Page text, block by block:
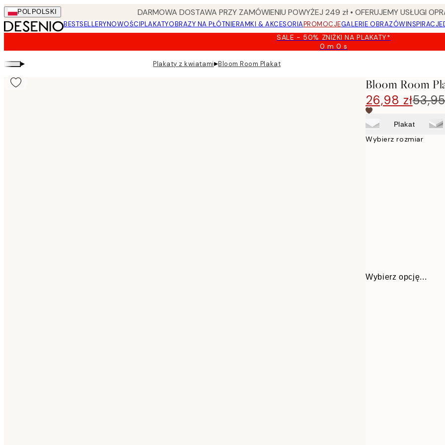
Skip
to
main
POL POLSKI DARMOWA DOSTAWA PRZY ZAMÓWIENIU POWYŻEJ 249 zł • OFERUJEMY USŁUGI
BESTSELLERYNOWOŚCIPLAKATYOBRAZY NA PŁÓTNIERAMKI & AKCESORIAPROMOCJEGALERIE OBRAZÓWINSPIRACJE
SALE - 50% ZNIŻKI NA PLAKATY*
0 m0 s
Ważny
▸ Plakaty z kwiatami▸Bloom Room Plakat
Bloom Room
26,98 zł
Plakat
Wybierz rozmiar
Wybierz opcję...